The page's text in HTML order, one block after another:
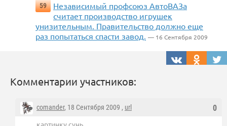
59
Независимый профсоюз АвтоВАЗа
считает производство игрушек
унизительным. Правительство должно еще
раз попытаться спасти завод. — 16 Сентября 2009
Комментарии участников:
0
comander, 18 Сентября 2009 , url
картинку сунь